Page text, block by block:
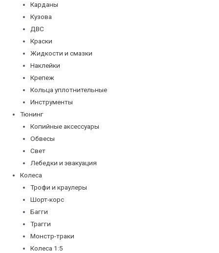
Карданы
Кузова
ДВС
Краски
Жидкости и смазки
Наклейки
Крепеж
Кольца уплотнительные
Инструменты
Тюнинг
Копийные аксессуары
Обвесы
Свет
Лебедки и эвакуация
Колеса
Трофи и краулеры
Шорт-корс
Багги
Трагги
Монстр-траки
Колеса 1:5